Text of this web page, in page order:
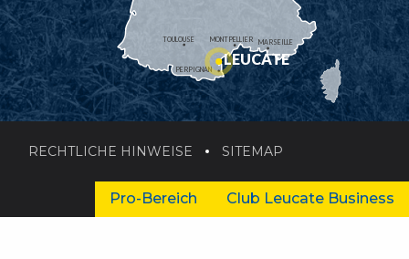
MONTPELLIER
PERPIGNAN
MARSEILLE
TOULOUSE
LEUCATE
RECHTLICHE HINWEISE SITEMAP
Pro-Bereich Club Leucate Business